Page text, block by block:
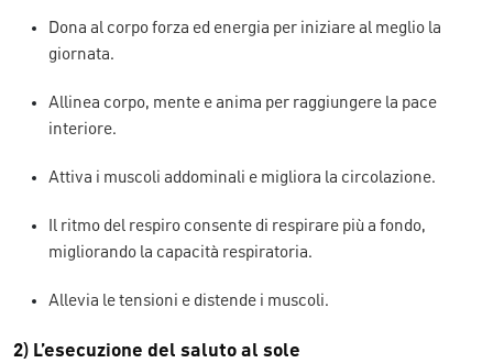
Dona al corpo forza ed energia per iniziare al meglio la
giornata.
Allinea corpo, mente e anima per raggiungere la pace
interiore.
Attiva i muscoli addominali e migliora la circolazione.
Il ritmo del respiro consente di respirare più a fondo,
migliorando la capacità respiratoria.
Allevia le tensioni e distende i muscoli.
2) L’esecuzione del saluto al sole